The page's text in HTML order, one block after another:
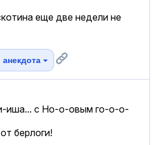
еще две недели не
анекдота
иша... с Но-о-овым го-о-о-
берлоги!